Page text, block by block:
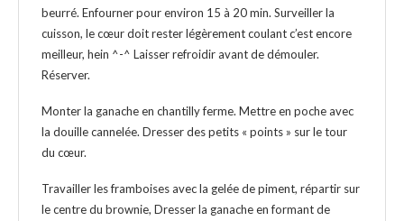
beurré. Enfourner pour environ 15 à 20 min. Surveiller la
cuisson, le cœur doit rester légèrement coulant c’est encore
meilleur, hein ^-^ Laisser refroidir avant de démouler.
Réserver.
Monter la ganache en chantilly ferme. Mettre en poche avec
la douille cannelée. Dresser des petits « points » sur le tour
du cœur.
Travailler les framboises avec la gelée de piment, répartir sur
le centre du brownie, Dresser la ganache en formant de